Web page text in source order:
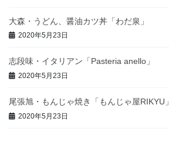
大森・うどん、醤油カツ丼「わだ泉」
2020年5月23日
志段味・イタリアン「Pasteria anello」
2020年5月23日
尾張旭・もんじゃ焼き「もんじゃ屋RIKYU」
2020年5月23日